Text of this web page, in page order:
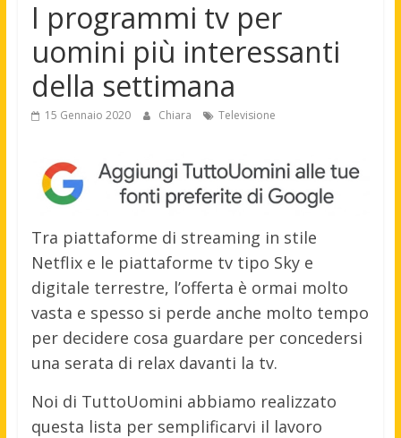
I programmi tv per
uomini più interessanti
della settimana
15 Gennaio 2020 Chiara Televisione
Tra piattaforme di streaming in stile
Netflix e le piattaforme tv tipo Sky e
digitale terrestre, l’offerta è ormai molto
vasta e spesso si perde anche molto tempo
per decidere cosa guardare per concedersi
una serata di relax davanti la tv.
Noi di TuttoUomini abbiamo realizzato
questa lista per semplificarvi il lavoro